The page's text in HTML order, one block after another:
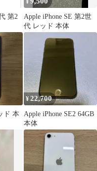
第2
¥
Apple iPhone SE 第2世
代 レッド 本体
ド 本
¥22,700
Apple iPhone SE2 64GB
本体